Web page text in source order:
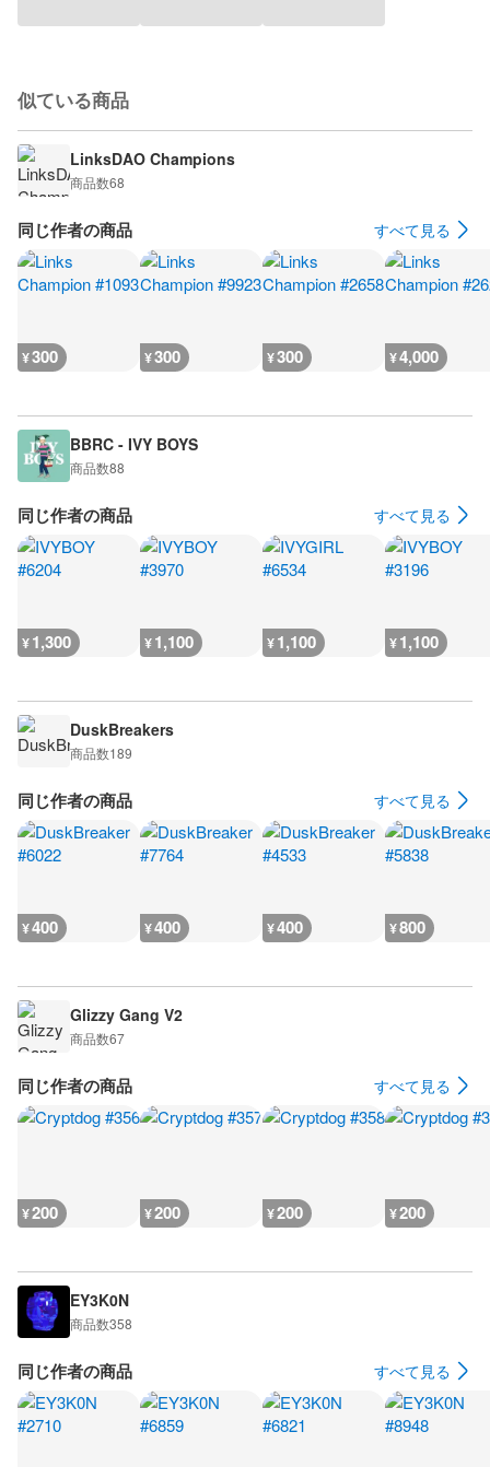
似ている商品
LinksDAO Champions
商品数68
同じ作者の商品 すべて見る
¥300 ¥300 ¥300 ¥4,000
BBRC - IVY BOYS
商品数88
同じ作者の商品 すべて見る
¥1,300 ¥1,100 ¥1,100 ¥1,100
DuskBreakers
商品数189
同じ作者の商品 すべて見る
¥400 ¥400 ¥400 ¥800
Glizzy Gang V2
商品数67
同じ作者の商品 すべて見る
¥200 ¥200 ¥200 ¥200
EY3K0N
商品数358
同じ作者の商品 すべて見る